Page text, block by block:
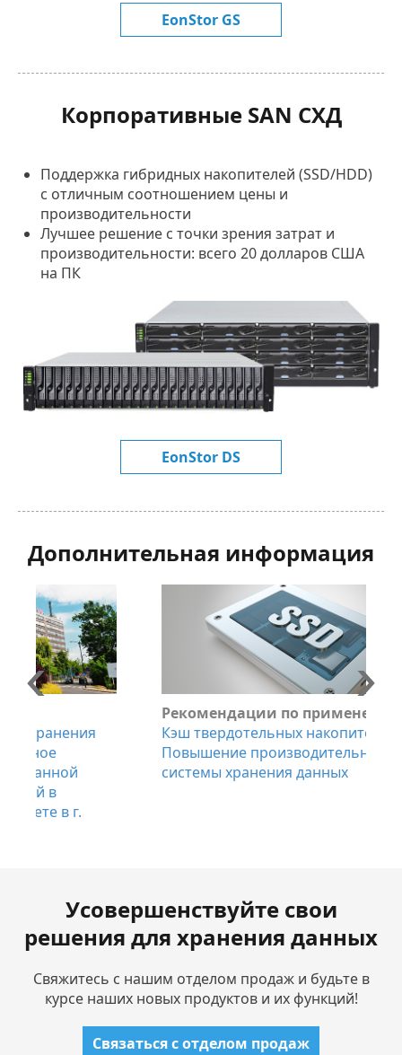
EonStor GS
Корпоративные SAN СХД
Поддержка гибридных накопителей (SSD/HDD)
с отличным соотношением цены и
производительности
Лучшее решение с точки зрения затрат и
производительности: всего 20 долларов США
на ПК
EonStor DS
Дополнительная информация
Рекомендации по применению
Кэш твердотельных накопителей (SSD):
Повышение производительности
системы хранения данных
Усовершенствуйте свои
решения для хранения данных
Свяжитесь с нашим отделом продаж и будьте в
курсе наших новых продуктов и их функций!
Связаться с отделом продаж